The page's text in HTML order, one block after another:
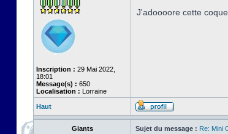
Inscription : 29 Mai 2022,
18:01
Message(s) : 650
Localisation : Lorraine
J'adoooore cette
Haut
Giants Sujet du message : Re: Mini